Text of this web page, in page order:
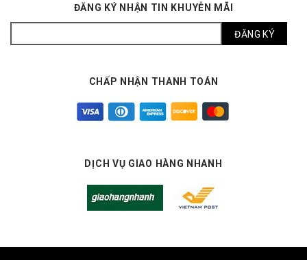
ĐĂNG KÝ NHẬN TIN KHUYỄN MÃI
CHẤP NHẬN THANH TOÁN
DỊCH VỤ GIAO HÀNG NHANH